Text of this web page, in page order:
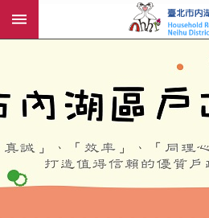
跳到主要內容區塊